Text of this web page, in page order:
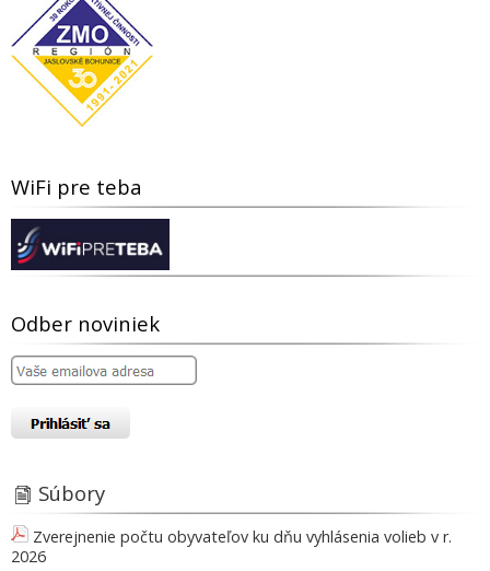
WiFi pre teba
Odber noviniek
Súbory
Zverejnenie počtu obyvateľov ku dňu vyhlásenia volieb v r.
2026